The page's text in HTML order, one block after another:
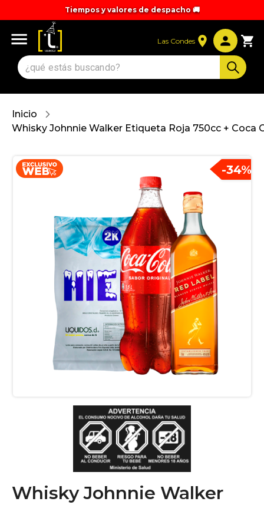
Tiempos y valores de despacho 🚚
Las Condes
Inicio
Whisky Johnnie Walker Etiqueta Roja 750cc + Coca
-34%
Whisky Johnnie Walker